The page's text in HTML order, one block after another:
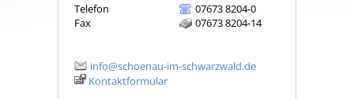
Telefon
07673 8204-0
Fax
07673 8204-14
info@schoenau-im-schwarzwald.de
Kontaktformular